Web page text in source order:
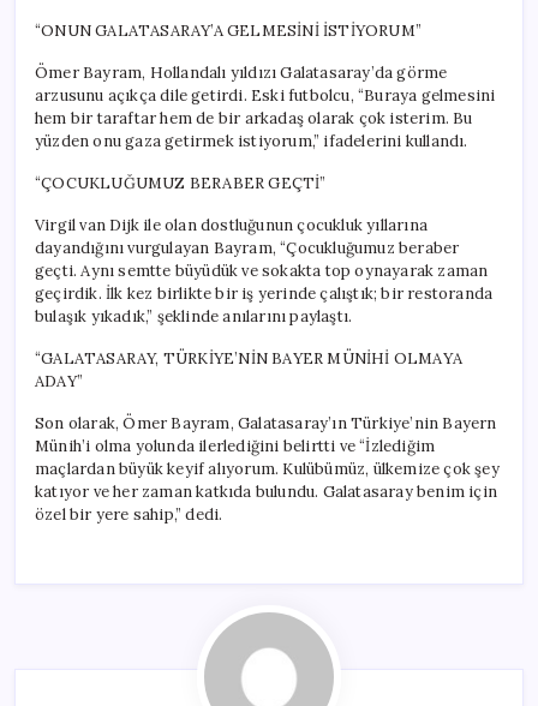
“ONUN GALATASARAY’A GELMESİNİ İSTİYORUM”
Ömer Bayram, Hollandalı yıldızı Galatasaray’da görme
arzusunu açıkça dile getirdi. Eski futbolcu, “Buraya gelmesini
hem bir taraftar hem de bir arkadaş olarak çok isterim. Bu
yüzden onu gaza getirmek istiyorum,” ifadelerini kullandı.
“ÇOCUKLUĞUMUZ BERABER GEÇTİ”
Virgil van Dijk ile olan dostluğunun çocukluk yıllarına
dayandığını vurgulayan Bayram, “Çocukluğumuz beraber
geçti. Aynı semtte büyüdük ve sokakta top oynayarak zaman
geçirdik. İlk kez birlikte bir iş yerinde çalıştık; bir restoranda
bulaşık yıkadık,” şeklinde anılarını paylaştı.
“GALATASARAY, TÜRKİYE’NİN BAYER MÜNİHİ OLMAYA
ADAY”
Son olarak, Ömer Bayram, Galatasaray’ın Türkiye’nin Bayern
Münih’i olma yolunda ilerlediğini belirtti ve “İzlediğim
maçlardan büyük keyif alıyorum. Kulübümüz, ülkemize çok şey
katıyor ve her zaman katkıda bulundu. Galatasaray benim için
özel bir yere sahip,” dedi.